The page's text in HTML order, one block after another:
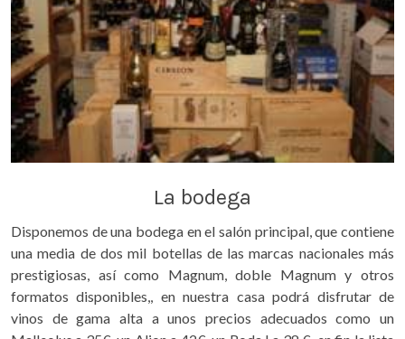
La bodega
Disponemos de una bodega en el salón principal, que contiene
una media de dos mil botellas de las marcas nacionales más
prestigiosas, así como Magnum, doble Magnum y otros
formatos disponibles,, en nuestra casa podrá disfrutar de
vinos de gama alta a unos precios adecuados como un